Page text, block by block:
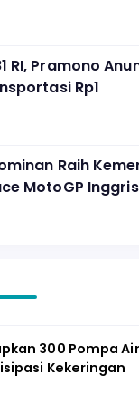
RI, Pramono
Rp1
Raih
MotoGP Inggris
300 Pompa Air
Kekeringan